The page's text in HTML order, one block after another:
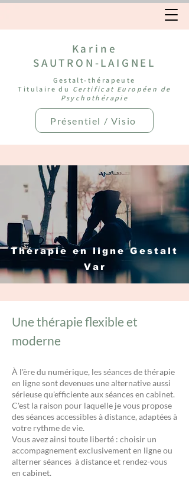
Karine
SAUTRON-LAIGNEL
Gestalt-thérapeute
Titulaire du Certificat Européen de
Psychothérapie
Présentiel / Visio
Thérapie en ligne Gestalt
Var
Une thérapie flexible et
moderne
À l'ère du numérique, les séances de thérapie
en ligne sont devenues une alternative aussi
sérieuse qu'efficiente aux séances en cabinet.
C'est la raison pour laquelle je vous propose
des séances accessibles à distance, adaptées à
votre rythme de vie.
Vous avez ainsi toute liberté : choisir un
accompagnement exclusivement en ligne ou
alterner séances à distance et rendez-vous
en cabinet.